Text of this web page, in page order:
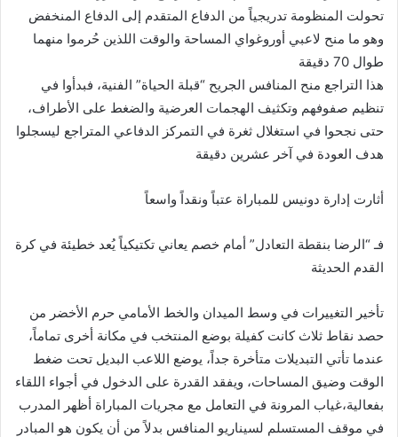
تحولت المنظومة تدريجياً من الدفاع المتقدم إلى الدفاع المنخفض
وهو ما منح لاعبي أوروغواي المساحة والوقت اللذين حُرموا منهما
طوال 70 دقيقة
هذا التراجع منح المنافس الجريح “قبلة الحياة” الفنية، فبدأوا في
تنظيم صفوفهم وتكثيف الهجمات العرضية والضغط على الأطراف،
حتى نجحوا في استغلال ثغرة في التمركز الدفاعي المتراجع ليسجلوا
هدف العودة في آخر عشرين دقيقة
أثارت إدارة دونيس للمباراة عتباً ونقداً واسعاً
فـ “الرضا بنقطة التعادل” أمام خصم يعاني تكتيكياً يُعد خطيئة في كرة
القدم الحديثة
تأخير التغييرات في وسط الميدان والخط الأمامي حرم الأخضر من
حصد نقاط ثلاث كانت كفيلة بوضع المنتخب في مكانة أخرى تماماً،
عندما تأتي التبديلات متأخرة جداً، يوضع اللاعب البديل تحت ضغط
الوقت وضيق المساحات، ويفقد القدرة على الدخول في أجواء اللقاء
بفعالية،غياب المرونة في التعامل مع مجريات المباراة أظهر المدرب
في موقف المستسلم لسيناريو المنافس بدلاً من أن يكون هو المبادر